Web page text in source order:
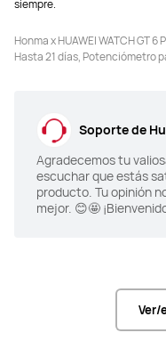
Hasta 7 días con AOD
L5 de doble
banda)/GLONASS/BeiDou (B1I +
+ B2a de triple banda)/GALILEO
E5a de doble banda)/QZSS (L1
de doble banda)/NavIC
siempre.
Honma x HUAWEI WATCH GT
Hasta 21 días, Potenciómetro
Soporte de
Agradecemos tu
escuchar que estás
producto. Tu opinión
mejor. 😊🤩
Ver/